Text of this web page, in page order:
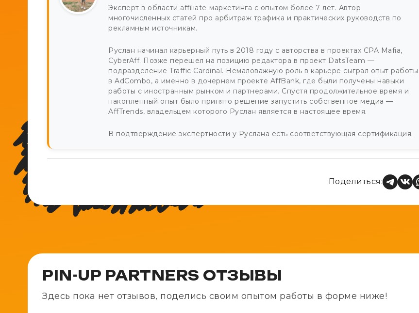
Эксперт в области affiliate-маркетинга с опытом более 7 лет. Автор
многочисленных статей про арбитраж трафика и практических руководств по
рекламным источникам.
Руслан начинал карьерный путь в 2018 году с авторства в проектах CPA Mafia,
CyberAff. Позже перешел на позицию редактора в проект DatsTeam —
подразделение Traffic Cardinal. Немаловажную роль в карьере сыграл опыт работы
в AdCombo, а именно в дочернем проекте AffBank, где были получены навыки
работы с иностранным рынком и партнерами. Спустя продолжительное время и
накопленный опыт было принято решение запустить собственное медиа —
AffTrends, владельцем которого Руслан является в настоящее время.
В подтверждение экспертности у Руслана есть соответствующая сертификация.
Поделиться:
PIN-UP PARTNERS ОТЗЫВЫ
Здесь пока нет отзывов, поделись своим опытом работы в форме ниже!